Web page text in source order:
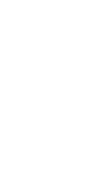
da je istražite.
poput
vožnje ili šarma
ćete znati na
luksuznih i